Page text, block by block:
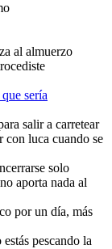
al almuerzo
sería
salir a carretear
con luca cuando se
solo
aporta nada al
por un día, más
pescando la